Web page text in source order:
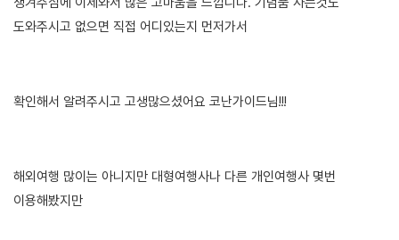
도와주시고 없으면 직접 어디있는지 먼저가서
확인해서 알려주시고 고생많으셨어요 코난가이드님!!!
해외여행 많이는 아니지만 대형여행사나 다른 개인여행사 몇번
이용해봤지만